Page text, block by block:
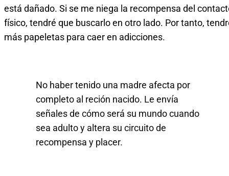
está dañado. Si se me niega la recompensa del
físico, tendré que buscarlo en otro lado. Por tanto,
más papeletas para caer en adicciones.
No haber tenido una madre afecta por
completo al reción nacido. Le envía
señales de cómo será su mundo cuando
sea adulto y altera su circuito de
recompensa y placer.